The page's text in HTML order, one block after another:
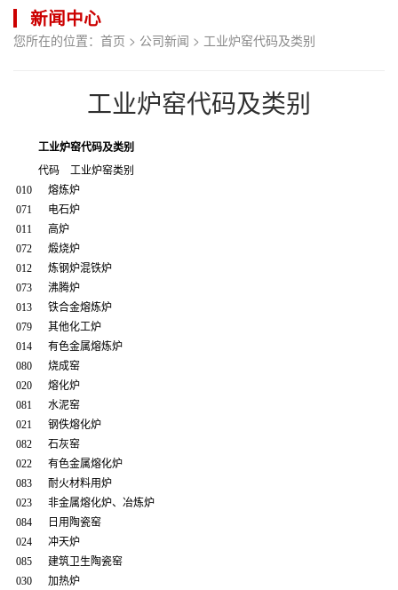
新闻中心
您所在的位置： 首页 > 公司新闻 > 工业炉窑代码及类别
工业炉窑代码及类别
工业炉窑代码及类别
代码 工业炉窑类别
010 熔炼炉
071 电石炉
011 高炉
072 煅烧炉
012 炼钢炉混铁炉
073 沸腾炉
013 铁合金熔炼炉
079 其他化工炉
014 有色金属熔炼炉
080 烧成窑
020 熔化炉
081 水泥窑
021 钢佚熔化炉
082 石灰窑
022 有色金属熔化炉
083 耐火材料用炉
023 非金属熔化炉、冶炼炉
084 日用陶瓷窑
024 冲天炉
085 建筑卫生陶瓷窑
030 加热炉